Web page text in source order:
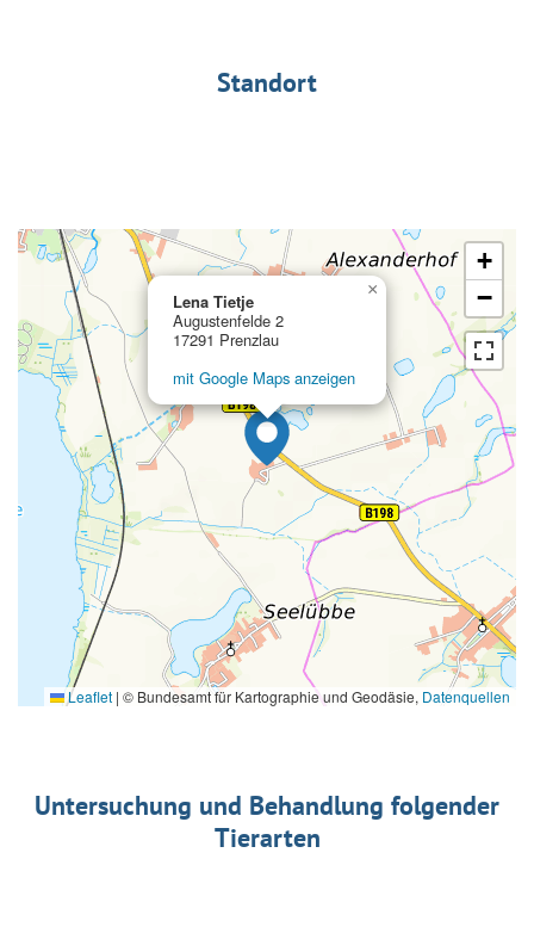
Standort
Lena Tietje
Augustenfelde 2
17291 Prenzlau
mit Google Maps anzeigen
×
+
−
Leaflet | © Bundesamt für Kartographie und Geodäsie, Datenquellen
Untersuchung und Behandlung folgender
Tierarten